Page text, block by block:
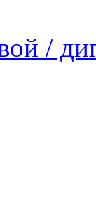
/